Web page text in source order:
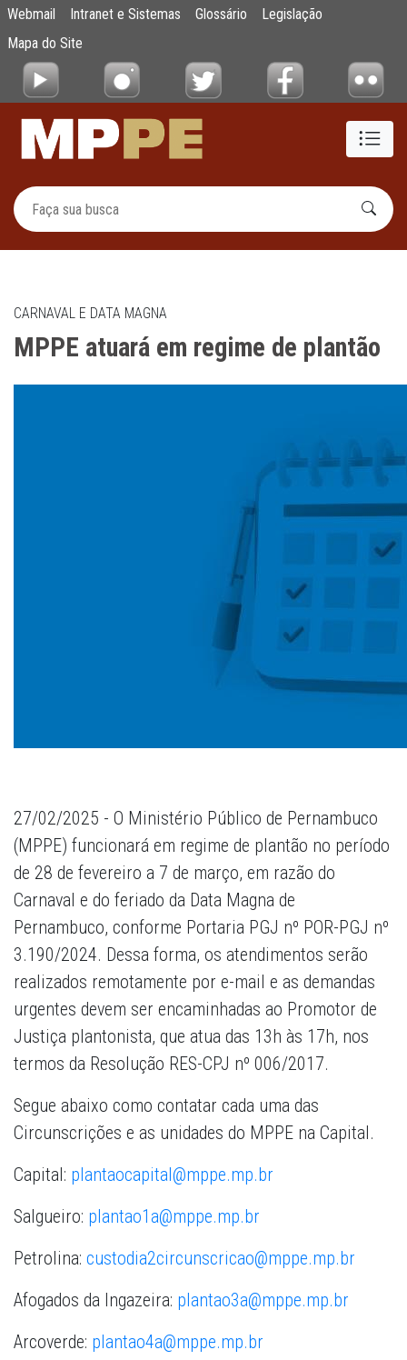
Pular para o Conteúdo principal
MPPE atuará em regime de plantão
Webmail Intranet e Sistemas Glossário
Legislação
Mapa do Site
CARNAVAL E DATA MAGNA
MPPE atuará em regime de plantão
27/02/2025 - O Ministério Público de Pernambuco
(MPPE) funcionará em regime de plantão no período
de 28 de fevereiro a 7 de março, em razão do
Carnaval e do feriado da Data Magna de
Pernambuco, conforme Portaria PGJ nº POR-PGJ nº
3.190/2024. Dessa forma, os atendimentos serão
realizados remotamente por e-mail e as demandas
urgentes devem ser encaminhadas ao Promotor de
Justiça plantonista, que atua das 13h às 17h, nos
termos da Resolução RES-CPJ nº 006/2017.
Segue abaixo como contatar cada uma das
Circunscrições e as unidades do MPPE na Capital.
Capital: plantaocapital@mppe.mp.br
Salgueiro: plantao1a@mppe.mp.br
Petrolina: custodia2circunscricao@mppe.mp.br
Afogados da Ingazeira: plantao3a@mppe.mp.br
Arcoverde: plantao4a@mppe.mp.br